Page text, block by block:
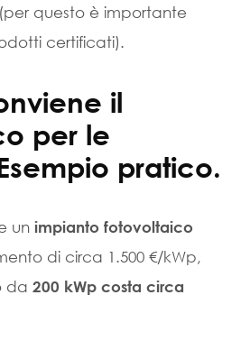
questo è importante
certificati).
il
per le
pratico.
un impianto fotovoltaico
di circa 1.500 €/kWp,
da 200 kWp costa circa